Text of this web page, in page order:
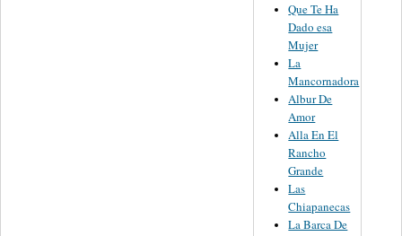
Que Te Ha
Dado esa
Mujer
La
Mancornadora
Albur De
Amor
Alla En El
Rancho
Grande
Las
Chiapanecas
La Barca De